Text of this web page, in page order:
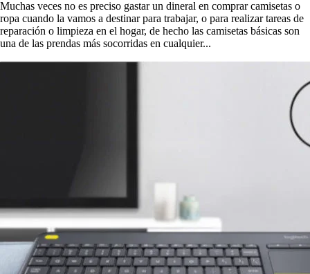
Muchas veces no es preciso gastar un dineral en comprar camisetas o
ropa cuando la vamos a destinar para trabajar, o para realizar tareas de
reparación o limpieza en el hogar, de hecho las camisetas básicas son
una de las prendas más socorridas en cualquier...